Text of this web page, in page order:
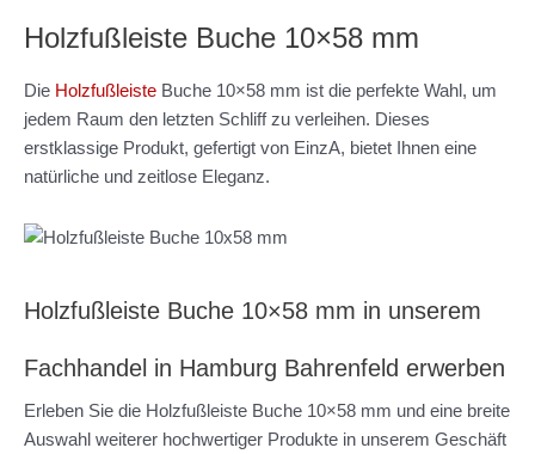
Holzfußleiste Buche 10×58 mm
Die Holzfußleiste Buche 10×58 mm ist die perfekte Wahl, um
jedem Raum den letzten Schliff zu verleihen. Dieses
erstklassige Produkt, gefertigt von EinzA, bietet Ihnen eine
natürliche und zeitlose Eleganz.
Holzfußleiste Buche 10×58 mm in unserem
Fachhandel in Hamburg Bahrenfeld erwerben
Erleben Sie die Holzfußleiste Buche 10×58 mm und eine breite
Auswahl weiterer hochwertiger Produkte in unserem Geschäft